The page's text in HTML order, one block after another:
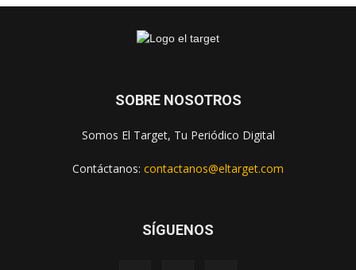
SOBRE NOSOTROS
Somos El Target, Tu Periódico Digital
Contáctanos: contactanos@eltarget.com
SÍGUENOS